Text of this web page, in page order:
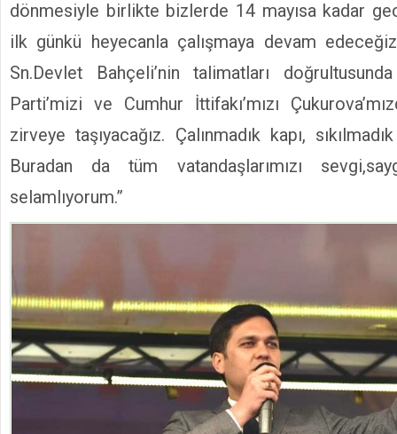
dönmesiyle birlikte bizlerde 14 mayısa kadar
ilk günkü heyecanla çalışmaya devam
Sn.Devlet Bahçeli’nin talimatları
Parti’mizi ve Cumhur İttifakı’mızı
zirveye taşıyacağız. Çalınmadık kapı,
Buradan da tüm vatandaşlarımızı
selamlıyorum.”